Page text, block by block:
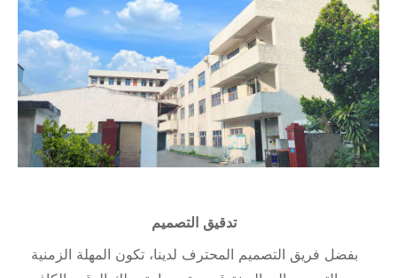
تدقيق التصميم
بفضل فريق التصميم المحترف لدينا، تكون المهلة الزمنية